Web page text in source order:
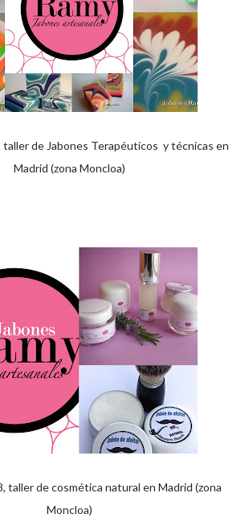
Madrid (zona Moncloa)
Moncloa)